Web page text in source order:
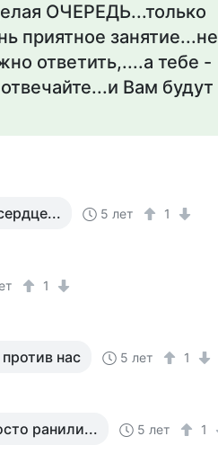
ОЧЕРЕДЬ...только
приятное занятие...не
ответить,....а тебе -
Вам будут
5 лет 1
1
нас 5 лет 1
ранили... 5 лет 1